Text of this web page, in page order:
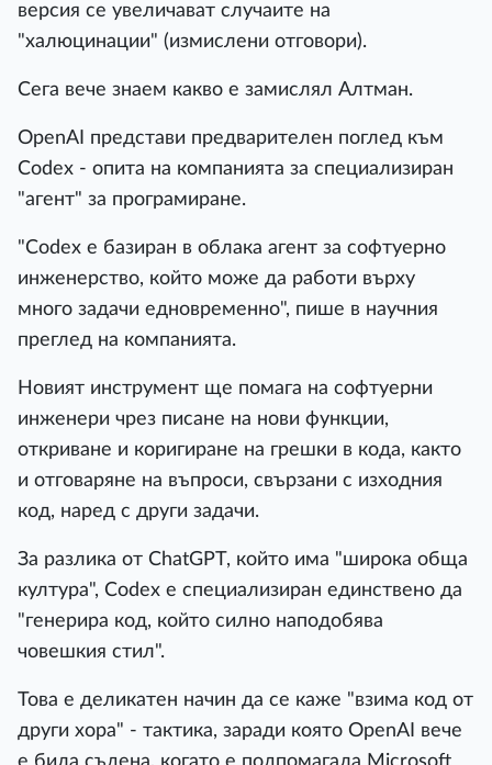
версия се увеличават случаите на
"халюцинации" (измислени отговори).
Сега вече знаем какво е замислял Алтман.
OpenAI представи предварителен поглед към
Codex - опита на компанията за специализиран
"агент" за програмиране.
"Codex е базиран в облака агент за софтуерно
инженерство, който може да работи върху
много задачи едновременно", пише в научния
преглед на компанията.
Новият инструмент ще помага на софтуерни
инженери чрез писане на нови функции,
откриване и коригиране на грешки в кода, както
и отговаряне на въпроси, свързани с изходния
код, наред с други задачи.
За разлика от ChatGPT, който има "широка обща
култура", Codex е специализиран единствено да
"генерира код, който силно наподобява
човешкия стил".
Това е деликатен начин да се каже "взима код от
други хора" - тактика, заради която OpenAI вече
е била съденa, когато е подпомагала Microsoft